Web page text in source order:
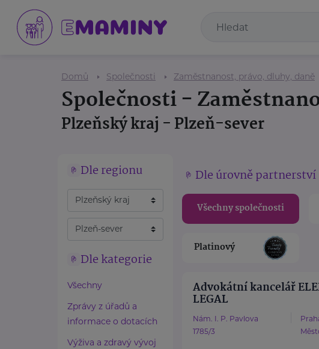
Domů Společnosti Zaměstnanost, právo, dluhy, daně
Společnosti -
Plzeňský kraj - Plzeň-sever
Dle regionu
Dle kategorie
Všechny
Zprávy z úřadů a
informace o dotacích
Výživa a zdravý vývoj
Dle úrovně partnerství
Všechny společnosti
Platinový
Advokátní kancelář
LEGAL
Nám. I. P. Pavlova
1785/3